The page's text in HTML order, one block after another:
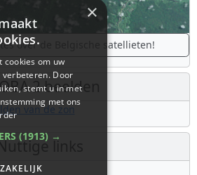
over de Belgische satellieten!
2 beelden
links
×
cookies om uw
Door
stemt u in met
met ons
(1913) →